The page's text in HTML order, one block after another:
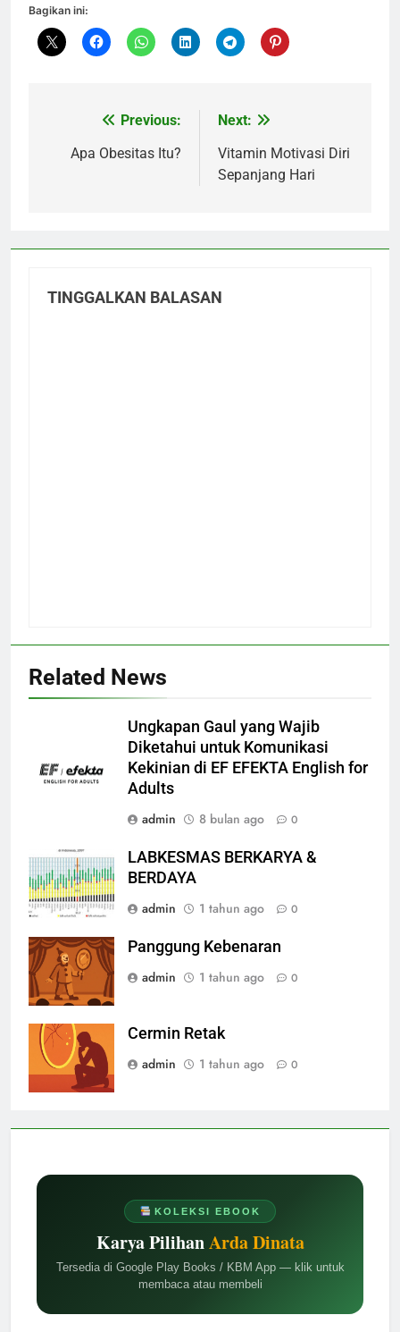
KOLEKSI EBOOK
Karya PilihanArda Dinata
Tersedia di Google Play Books / KBM App — klik untuk
membaca atau membeli
Bagikan ini:
Navigasi
pos
Previous:
Apa Obesitas Itu?
Next:
Vitamin Motivasi Diri
Sepanjang Hari
TINGGALKAN BALASAN
Related News
Ungkapan Gaul yang Wajib
Diketahui untuk Komunikasi
Kekinian di EF EFEKTA English for
Adults
admin
8 bulan ago 0
LABKESMAS BERKARYA &
BERDAYA
admin
1 tahun ago 0
Panggung Kebenaran
admin
1 tahun ago 0
Cermin Retak
admin
1 tahun ago 0